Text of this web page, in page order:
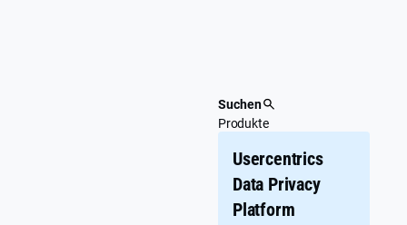
Suchen
Produkte
Usercentrics
Data Privacy
Platform